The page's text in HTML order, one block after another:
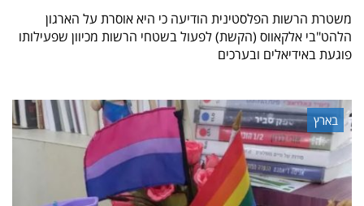
משטרת הרשות הפלסטינית הודיעה כי היא אוסרת על הארגון
הלהט"בי אלקאווס (הקשת) לפעול בשטחי הרשות מכיוון שפעילותו
פוגעת באידיאלים ובערכים
בארץ